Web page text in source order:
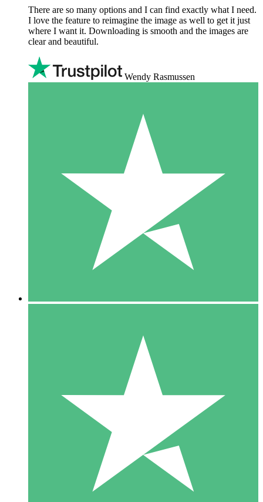
There are so many options and I can find exactly what I need.
I love the feature to reimagine the image as well to get it just
where I want it. Downloading is smooth and the images are
clear and beautiful.
Wendy Rasmussen